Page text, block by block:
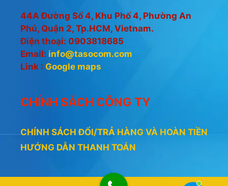
44A Đường Số 4, Khu Phố 4, Phường An
Phú, Quận 2, Tp.HCM, Vietnam.
Điện thoại: 0903818685
Email: info@tasocom.com
Link : Google maps
CHÍNH SÁCH CÔNG TY
CHÍNH SÁCH ĐỔI/TRẢ HÀNG VÀ HOÀN TIỀN
HƯỚNG DẪN THANH TOÁN